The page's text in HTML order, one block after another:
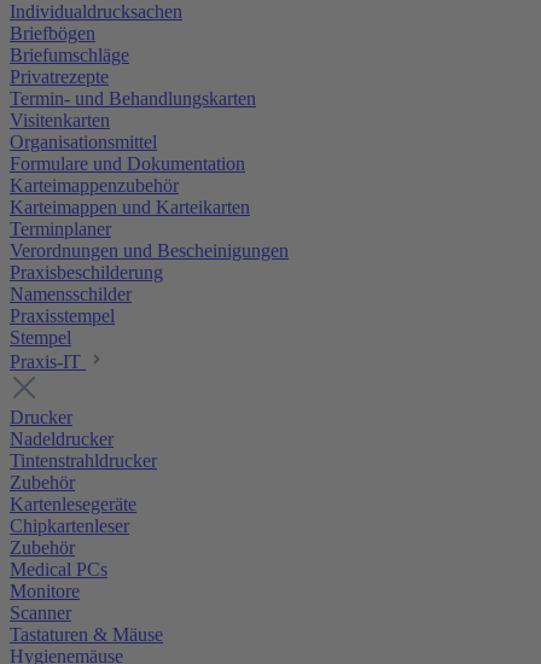
Individualdrucksachen
Briefbögen
Briefumschläge
Privatrezepte
Termin- und Behandlungskarten
Visitenkarten
Organisationsmittel
Formulare und Dokumentation
Karteimappenzubehör
Karteimappen und Karteikarten
Terminplaner
Verordnungen und Bescheinigungen
Praxisbeschilderung
Namensschilder
Praxisstempel
Stempel
Praxis-IT
Drucker
Nadeldrucker
Tintenstrahldrucker
Zubehör
Kartenlesegeräte
Chipkartenleser
Zubehör
Medical PCs
Monitore
Scanner
Tastaturen & Mäuse
Hygienemäuse